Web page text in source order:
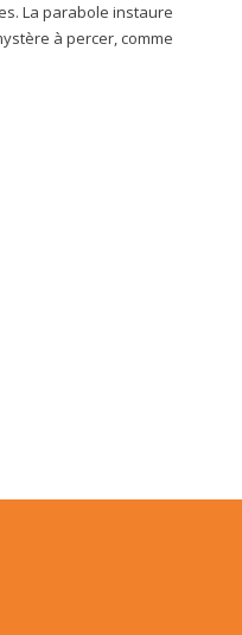
La parabole instaure
à percer, comme